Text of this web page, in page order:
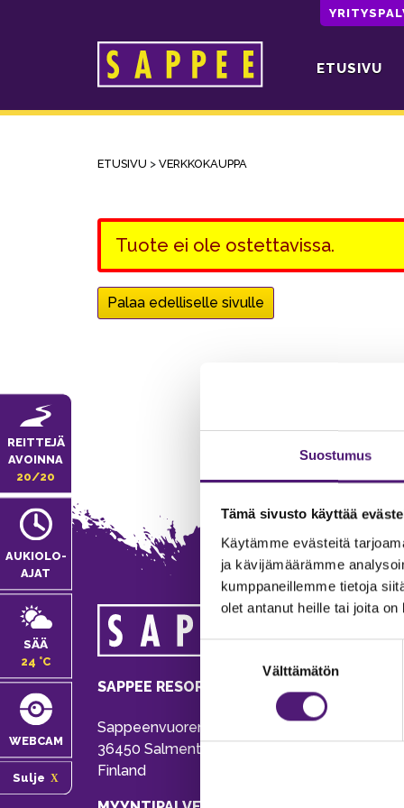
Suostumus
Tämä sivusto käyttää
Käytämme evästeitä
ja kävijämäärämme
kumppaneillemme tietoja
olet antanut heille tai joita
Välttämätön
Päävalikko ETUSIVU
REITTEJÄ
AVOINNA
20/20
AUKIOLO­
AJAT
SÄÄ
24 °C
WEBCAM
Sulje
ETUSIVU > VERKKOKAUPPA
Tuote ei ole ostettavissa.
Palaa edelliselle sivulle
SAPPEE RESORT
Sappeenvuorentie 200
36450 Salmentaka, Pälkäne
Finland